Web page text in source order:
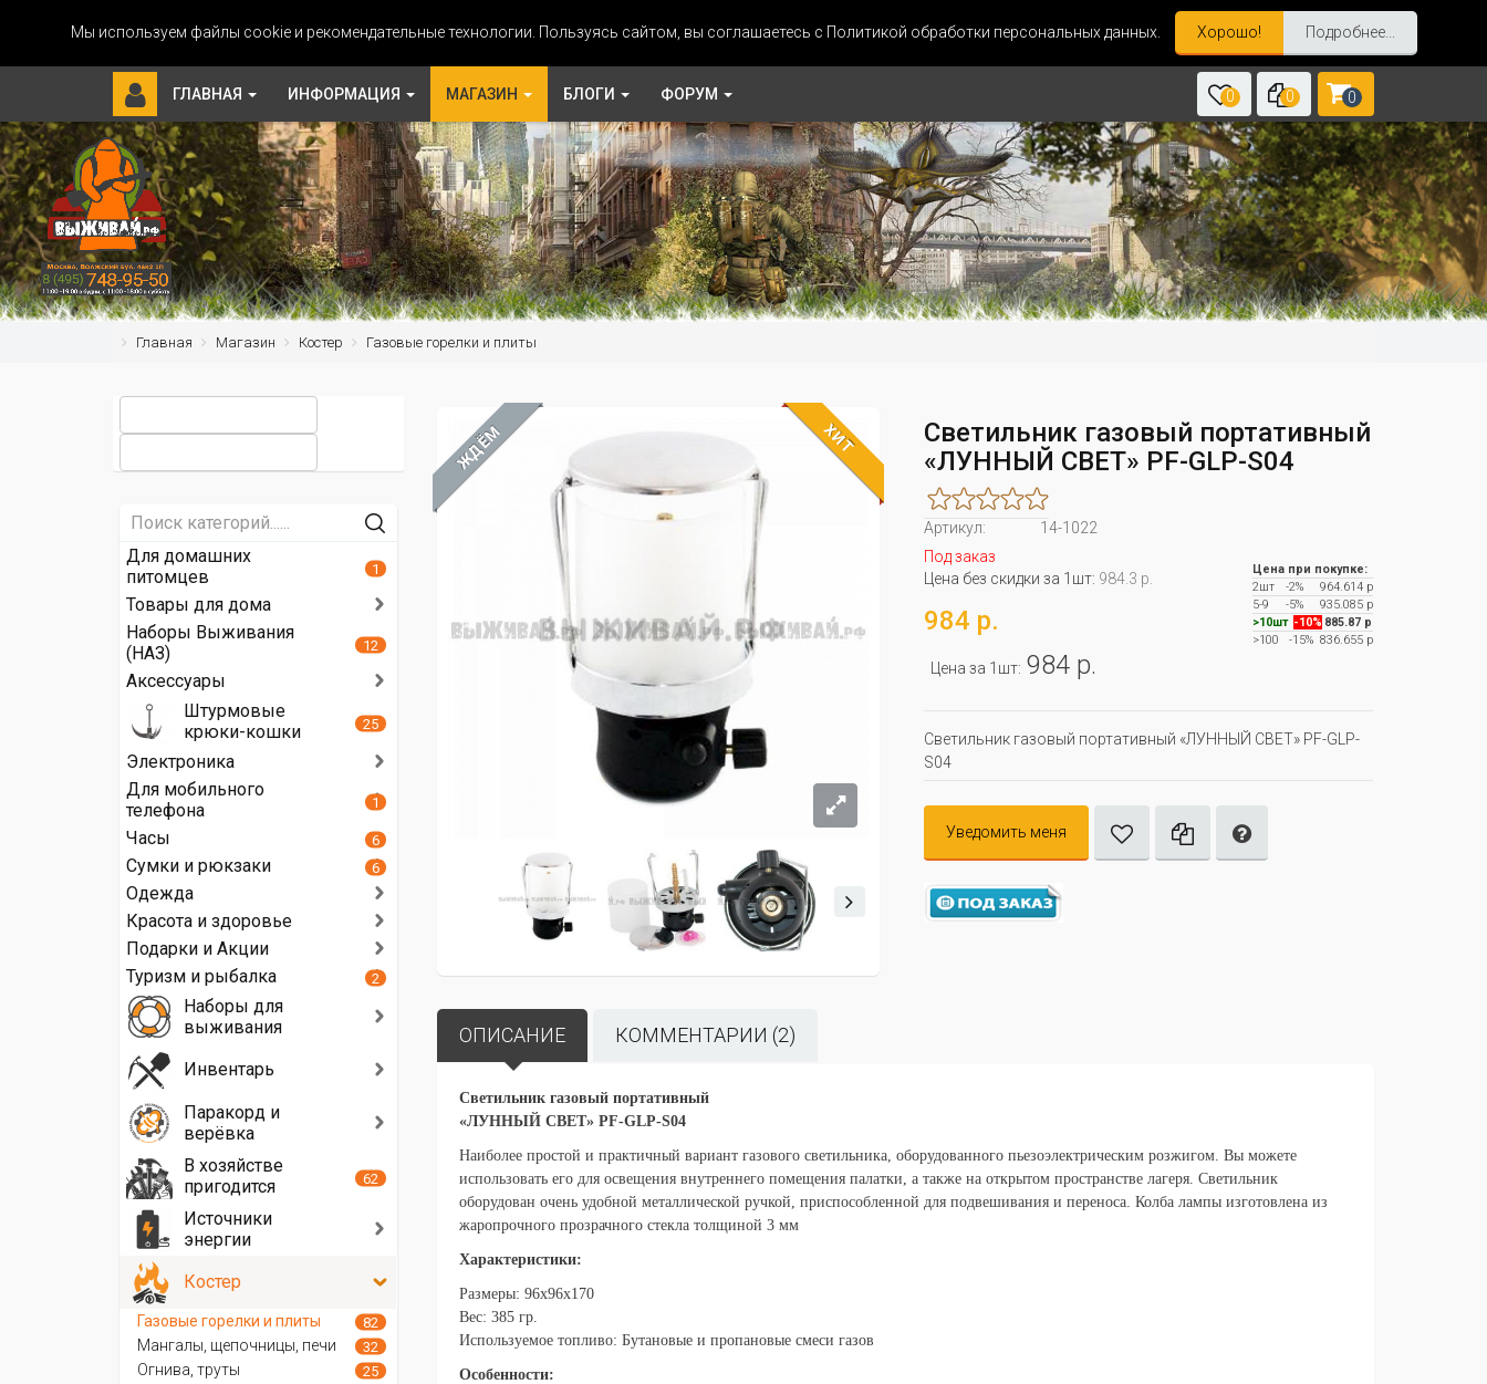
Мы используем файлы cookie и рекомендательные технологии. Пользуясь сайтом, вы соглашаетесь с Политикой обработки персональных данных. Хорошо! Подробнее...
ГЛАВНАЯ ИНФОРМАЦИЯ МАГАЗИН БЛОГИ ФОРУМ 0 0 0
Главная Магазин Костер Газовые горелки и плиты
ЖДЁМ ХИТ
Светильник газовый портативный
«ЛУННЫЙ СВЕТ» PF-GLP-S04
Артикул:
14-1022
Под заказ
Цена без скидки за 1шт: 984.3 р.
984 р.
Цена за 1шт: 984 р.
Цена при покупке:
2шт
-2%
964.614 р
5-9
-5%
935.085 р
>10шт -10% 885.87 р
>100
-15%836.655 р
Светильник газовый портативный «ЛУННЫЙ СВЕТ» PF-GLP-
S04
Уведомить меня
ОПИСАНИЕ КОММЕНТАРИИ (2)
Светильник газовый портативный
«ЛУННЫЙ СВЕТ» PF-GLP-S04
Наиболее простой и практичный вариант газового светильника, оборудованного пьезоэлектрическим розжигом. Вы можете
использовать его для освещения внутреннего помещения палатки, а также на открытом пространстве лагеря. Светильник
оборудован очень удобной металлической ручкой, приспособленной для подвешивания и переноса. Колба лампы изготовлена из
жаропрочного прозрачного стекла толщиной 3 мм
Характеристики:
Размеры: 96х96х170
Вес: 385 гр.
Используемое топливо: Бутановые и пропановые смеси газов
Особенности:
Для домашних
питомцев
1
Товары для дома
Наборы Выживания
(НАЗ)
12
Аксессуары
Штурмовые
крюки-кошки
25
Электроника
Для мобильного
телефона
1
Часы 6
Сумки и рюкзаки 6
Одежда
Красота и здоровье
Подарки и Акции
Туризм и рыбалка
2
Наборы для
выживания
Инвентарь
Паракорд и
верёвка
В хозяйстве
пригодится
62
Источники
энергии
Костер
Газовые горелки и плиты 82
Мангалы, щепочницы, печи 32
Огнива, труты 25